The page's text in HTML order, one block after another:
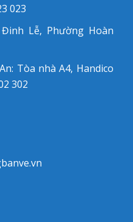
023
Lễ, Phường Hoàn
Tòa nhà A4, Handico
302